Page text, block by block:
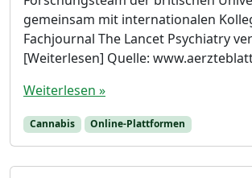
gemeinsam mit internationalen
Fachjournal The Lancet Psychiatry
[Weiterlesen] Quelle:
Weiterlesen »
Cannabis Online-Plattformen